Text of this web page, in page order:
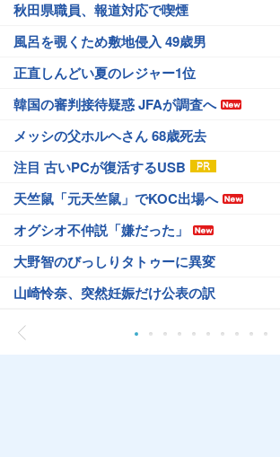
秋田県職員、報道対応で喫煙
風呂を覗くため敷地侵入 49歳男
正直しんどい夏のレジャー1位
韓国の審判接待疑惑 JFAが調査へ
メッシの父ホルヘさん 68歳死去
注目 古いPCが復活するUSB
天竺鼠「元天竺鼠」でKOC出場へ
オグシオ不仲説「嫌だった」
大野智のびっしりタトゥーに異変
山崎怜奈、突然妊娠だけ公表の訳